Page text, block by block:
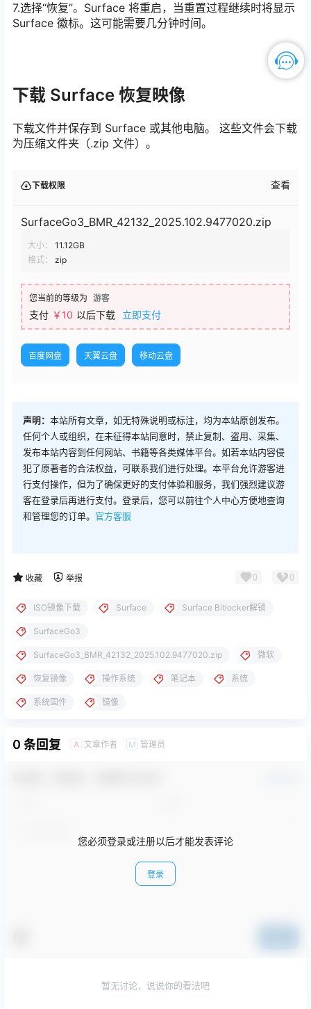
7.选择“恢复”。Surface 将重启，当重置过程继续时将显示
Surface 徽标。这可能需要几分钟时间。
下载 Surface 恢复映像
下载文件并保存到 Surface 或其他电脑。 这些文件会下载
为压缩文件夹（.zip 文件）。
下载权限 查看
SurfaceGo3_BMR_42132_2025.102.9477020.zip
大小：
11.12GB
格式：
zip
您当前的等级为 游客
支付 ￥10 以后下载 立即支付
百度网盘 天翼云盘 移动云盘
声明： 本站所有文章，如无特殊说明或标注，均为本站原创发布。
任何个人或组织，在未征得本站同意时，禁止复制、盗用、采集、
发布本站内容到任何网站、书籍等各类媒体平台。如若本站内容侵
犯了原著者的合法权益，可联系我们进行处理。本平台允许游客进
行支付操作，但为了确保更好的支付体验和服务，我们强烈建议游
客在登录后再进行支付。登录后，您可以前往个人中心方便地查询
和管理您的订单。 官方客服
收藏 举报 0 0
ISO镜像下载 Surface Surface Bitlocker解锁
SurfaceGo3
SurfaceGo3_BMR_42132_2025.102.9477020.zip 微软
恢复镜像 操作系统 笔记本 系统
系统固件 镜像
0 条回复 A 文章作者 M 管理员
您必须登录或注册以后才能发表评论
登录
暂无讨论，说说你的看法吧